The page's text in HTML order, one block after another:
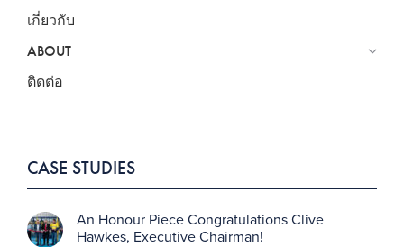
เกี่ยวกับ
ABOUT
ติดต่อ
CASE STUDIES
An Honour Piece Congratulations Clive
Hawkes, Executive Chairman!